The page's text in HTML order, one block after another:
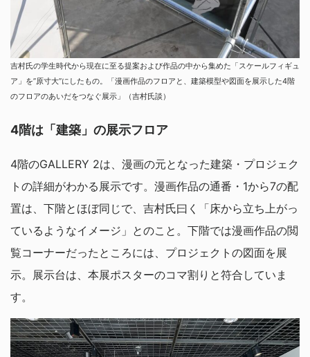
吉村氏の学生時代から現在に至る提案および作品の中から集めた「スケールフィギュ
ア」を”原寸大”にしたもの。「漫画作品のフロアと、建築模型や図面を展示した4階
のフロアのあいだをつなぐ展示」（吉村氏談）
4階は「建築」の展示フロア
4階のGALLERY 2は、漫画の元となった建築・プロジェク
トの詳細がわかる展示です。漫画作品の通番・1から7の配
置は、下階とほぼ同じで、吉村氏曰く「床から立ち上がっ
ているようなイメージ」とのこと。下階では漫画作品の閲
覧コーナーだったところには、プロジェクトの図面を展
示。展示台は、本展ポスターのコマ割りと符合していま
す。